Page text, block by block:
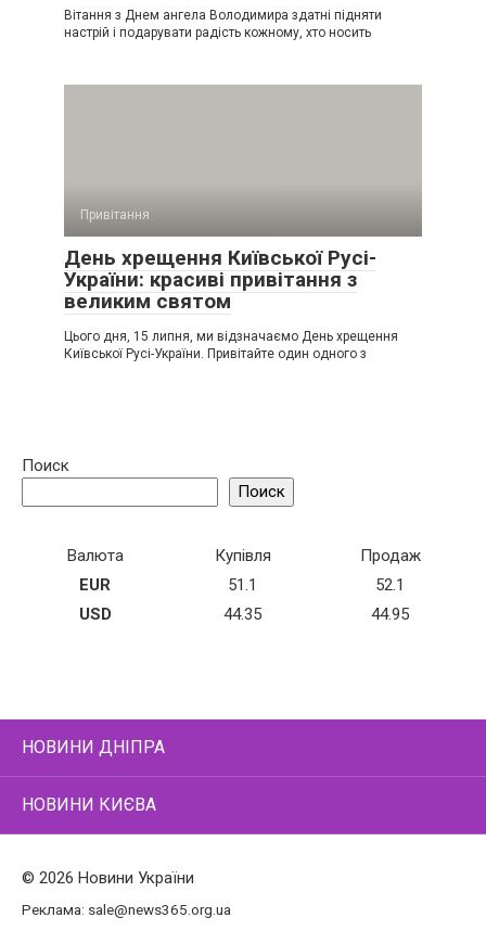
Вітання з Днем ангела Володимира здатні підняти
настрій і подарувати радість кожному, хто носить
Привітання
День хрещення Київської Русі-
України: красиві привітання з
великим святом
Цього дня, 15 липня, ми відзначаємо День хрещення
Київської Русі-України. Привітайте один одного з
Поиск
Поиск
Валюта Купівля
Продаж
EUR
51.1
52.1
USD
44.35 44.95
НОВИНИ ДНІПРА
НОВИНИ КИЄВА
© 2026 Новини України
Реклама: sale@news365.org.ua